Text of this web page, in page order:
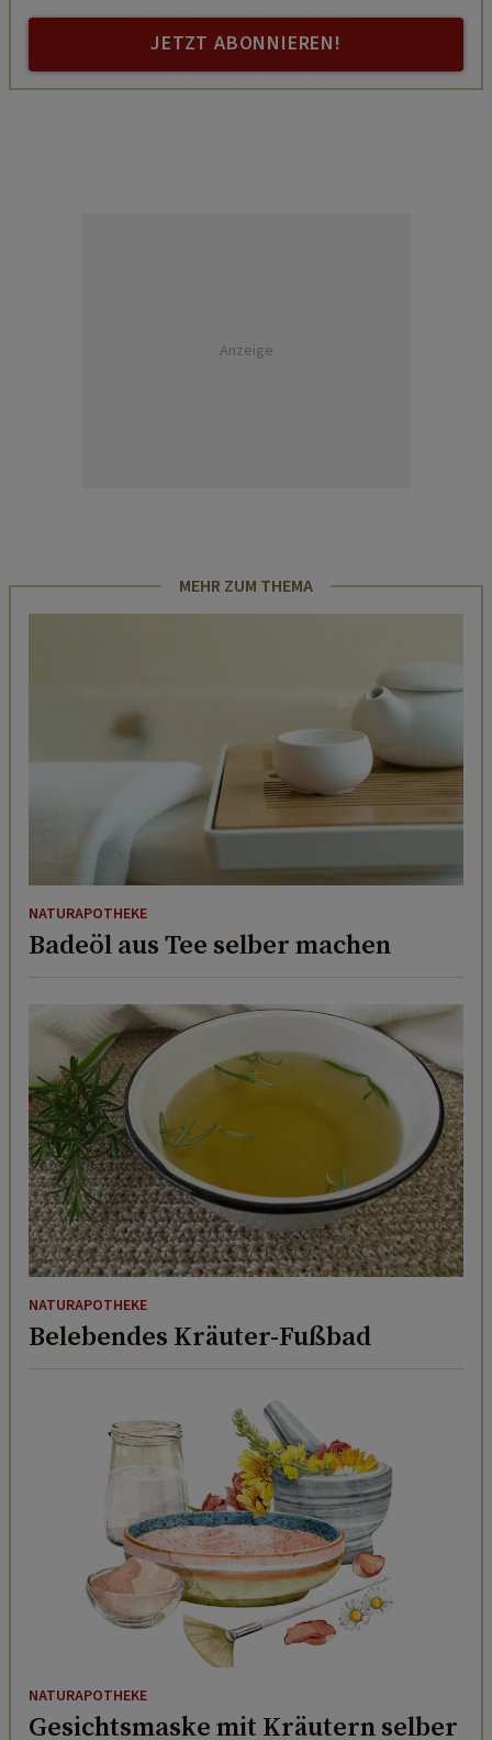
JETZT ABONNIEREN!
Anzeige
MEHR ZUM THEMA
NATURAPOTHEKE
Badeöl aus Tee selber machen
NATURAPOTHEKE
Belebendes Kräuter-Fußbad
NATURAPOTHEKE
Gesichtsmaske mit Kräutern selber